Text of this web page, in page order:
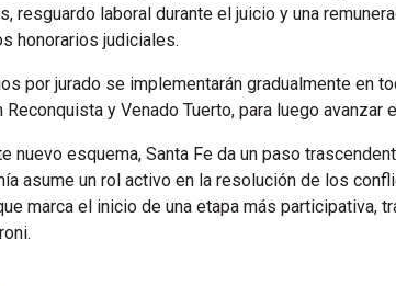
resguardo laboral durante el juicio y una
honorarios judiciales.
por jurado se implementarán gradualmente en
Reconquista y Venado Tuerto, para luego avanzar
nuevo esquema, Santa Fe da un paso
asume un rol activo en la resolución de los
marca el inicio de una etapa más participativa,